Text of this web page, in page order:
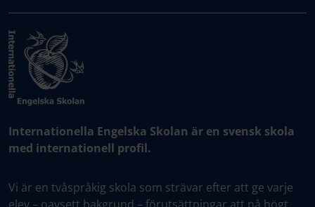
Internationella Engelska Skolan är en svensk skola
med internationell profil.
Vi är en tvåspråkig skola som strävar efter att ge varje